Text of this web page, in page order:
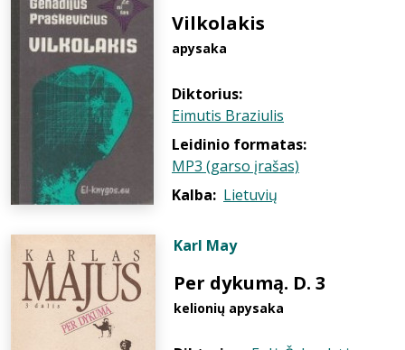
Vilkolakis
apysaka
Diktorius:
Eimutis Braziulis
Leidinio formatas:
MP3 (garso įrašas)
Kalba: Lietuvių
Karl May
Per dykumą. D. 3
kelionių apysaka